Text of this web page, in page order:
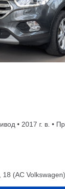
• 2017 г. в. •
18 (АС Volkswagen)